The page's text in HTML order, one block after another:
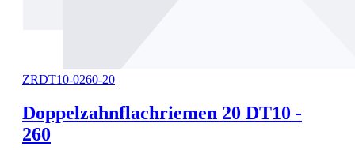
ZRDT10-0260-20
Doppelzahnflachriemen 20 DT10 -
260